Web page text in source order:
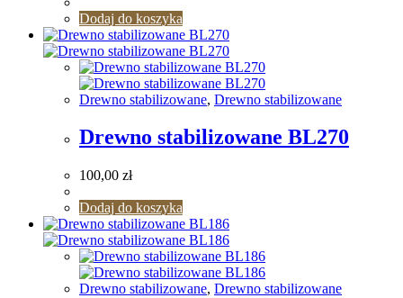
Dodaj do koszyka
Drewno stabilizowane, Drewno stabilizowane
Drewno stabilizowane BL270
100,00 zł
Dodaj do koszyka
Drewno stabilizowane, Drewno stabilizowane